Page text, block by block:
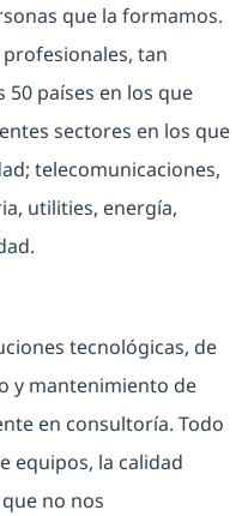
que la formamos.
tan
países en los que
sectores en los que
telecomunicaciones,
utilities, energía,
tecnológicas, de
y mantenimiento de
en consultoría. Todo
equipos, la calidad
no nos